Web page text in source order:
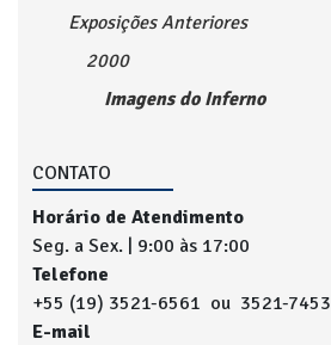
Exposições Anteriores
2000
Imagens do Inferno
CONTATO
Horário de Atendimento
Seg. a Sex. | 9:00 às 17:00
Telefone
+55 (19) 3521-6561 ou 3521-7453
E-mail